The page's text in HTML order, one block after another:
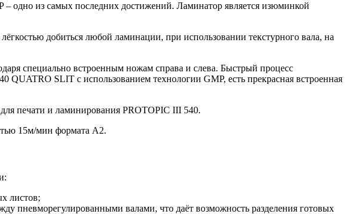
одно из самых последних достижений. Ламинатор является изюминкой
добиться любой ламинации, при использовании текстурного вала, на
специально встроенным ножам справа и слева. Быстрый процесс
SLIT с использованием технологии GMP, есть прекрасная встроенная
для печати и ламинирования PROTOPIC III 540.
15м/мин формата А2.
листов;
пневморегулированными валами, что даёт возможность разделения готовых